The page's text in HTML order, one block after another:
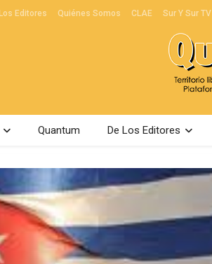
Editores Quiénes Somos CLAE Sur Y Sur TV
Quantum De Los Editores